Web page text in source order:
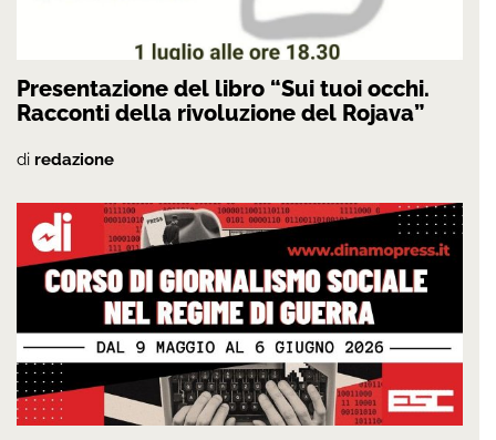
Presentazione del libro “Sui tuoi occhi.
Racconti della rivoluzione del Rojava”
di redazione